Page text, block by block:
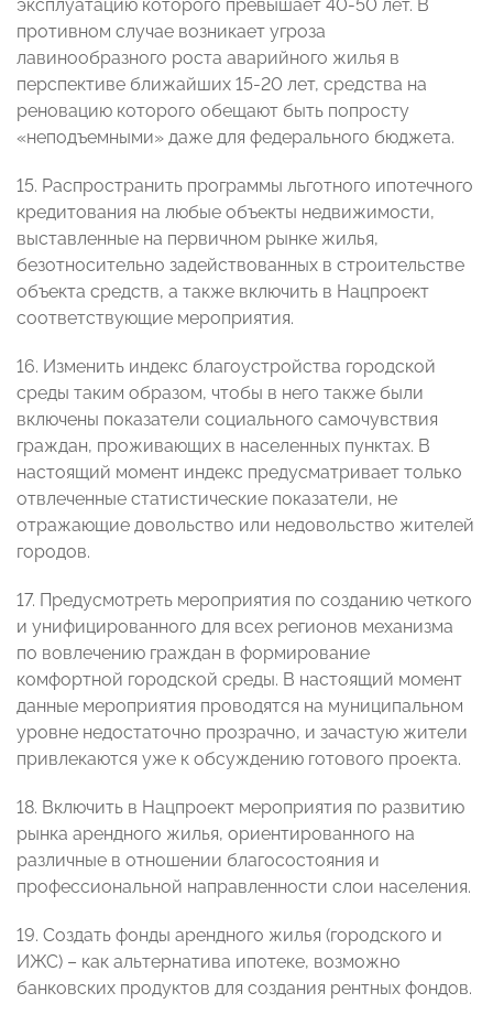
эксплуатацию которого превышает 40-50 лет. В
противном случае возникает угроза
лавинообразного роста аварийного жилья в
перспективе ближайших 15-20 лет, средства на
реновацию которого обещают быть попросту
«неподъемными» даже для федерального бюджета.
15. Распространить программы льготного ипотечного
кредитования на любые объекты недвижимости,
выставленные на первичном рынке жилья,
безотносительно задействованных в строительстве
объекта средств, а также включить в Нацпроект
соответствующие мероприятия.
16. Изменить индекс благоустройства городской
среды таким образом, чтобы в него также были
включены показатели социального самочувствия
граждан, проживающих в населенных пунктах. В
настоящий момент индекс предусматривает только
отвлеченные статистические показатели, не
отражающие довольство или недовольство жителей
городов.
17. Предусмотреть мероприятия по созданию четкого
и унифицированного для всех регионов механизма
по вовлечению граждан в формирование
комфортной городской среды. В настоящий момент
данные мероприятия проводятся на муниципальном
уровне недостаточно прозрачно, и зачастую жители
привлекаются уже к обсуждению готового проекта.
18. Включить в Нацпроект мероприятия по развитию
рынка арендного жилья, ориентированного на
различные в отношении благосостояния и
профессиональной направленности слои населения.
19. Создать фонды арендного жилья (городского и
ИЖС) – как альтернатива ипотеке, возможно
банковских продуктов для создания рентных фондов.